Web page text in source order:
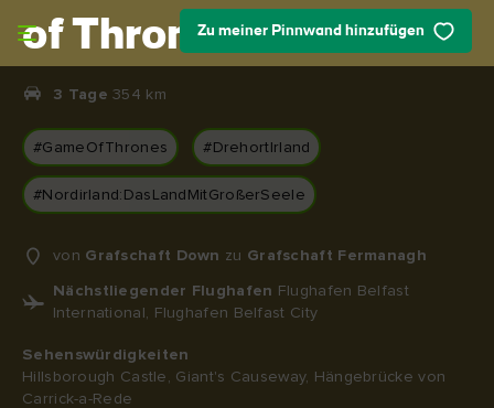
Zu meiner Pinnwand hinzufügen
of Thrones®
3 Tage 354 km
#GameOfThrones #DrehortIrland
#Nordirland:DasLandMitGroßerSeele
von Grafschaft Down zu Grafschaft Fermanagh
Nächstliegender Flughafen Flughafen Belfast
International, Flughafen Belfast City
Sehenswürdigkeiten
Hillsborough Castle, Giant's Causeway, Hängebrücke von
Carrick-a-Rede